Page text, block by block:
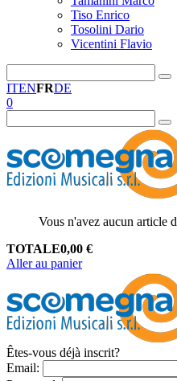
Tiso Enrico
Tosolini Dario
Vicentini Flavio
ITENFRDE
0
Vous n'avez aucun article
TOTALE0,00 €
Aller au panier
Êtes-vous déjà inscrit?
Email: